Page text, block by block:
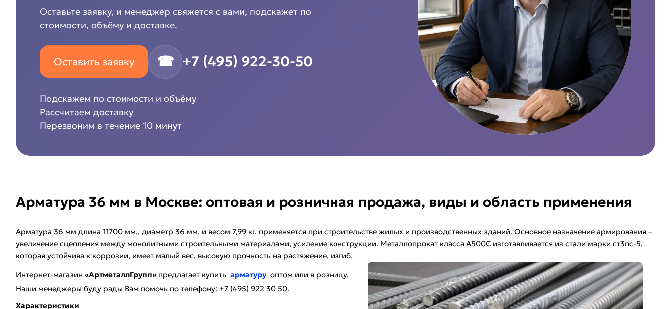
Оставьте заявку, и менеджер свяжется с вами, подскажет по
стоимости, объёму и доставке.
Оставить заявку ☎ +7 (495) 922-30-50
Подскажем по стоимости и объёму
Рассчитаем доставку
Перезвоним в течение 10 минут
Арматура 36 мм в Москве: оптовая и розничная продажа, виды и область применения
Арматура 36 мм длина 11700 мм., диаметр 36 мм. и весом 7,99 кг. применяется при строительстве жилых и производственных зданий. Основное назначение армирования –
увеличение сцепления между монолитными строительными материалами, усиление конструкции. Металлопрокат класса А500С изготавливается из стали марки ст3пс-5,
которая устойчива к коррозии, имеет малый вес, высокую прочность на растяжение, изгиб.
Интернет-магазин «АртметаллГрупп» предлагает купить арматуру оптом или в розницу.
Наши менеджеры буду рады Вам помочь по телефону: +7 (495) 922 30 50.
Характеристики